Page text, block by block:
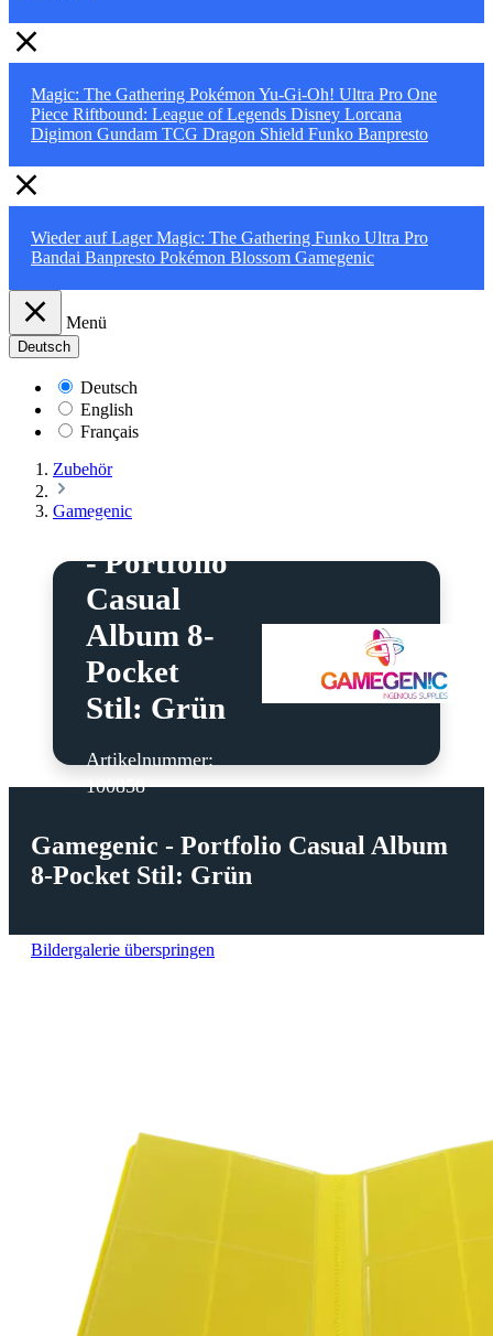
Magic: The Gathering Pokémon Yu-Gi-Oh! Ultra Pro One
Piece Riftbound: League of Legends Disney Lorcana
Digimon Gundam TCG Dragon Shield Funko Banpresto
Wieder auf LagerMagic: The Gathering Funko Ultra Pro
Bandai Banpresto Pokémon Blossom Gamegenic
Menü
Deutsch
Deutsch
English
Français
Zubehör
Gamegenic
Gamegenic
- Portfolio
Casual
Album 8-
Pocket
Stil: Grün
Artikelnummer:
100858
Gamegenic - Portfolio Casual Album
8-Pocket Stil: Grün
Bildergalerie überspringen